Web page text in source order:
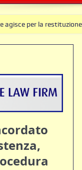
la restituzione di